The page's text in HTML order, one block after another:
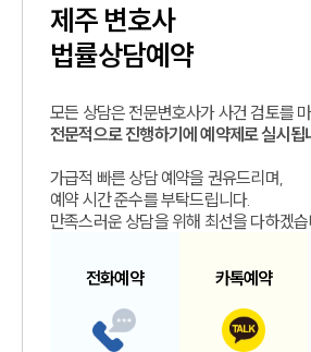
제주 변호사
법률상담예약
모든 상담은 전문변호사가 사건 검토를
전문적으로 진행하기에 예약제로 실시됩
가급적 빠른 상담 예약을 권유드리며,
예약 시간 준수를 부탁드립니다.
만족스러운 상담을 위해 최선을 다하겠습
전화예약 카톡예약